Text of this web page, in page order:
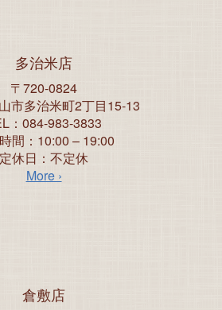
多治米店
〒720-0824
市多治米町2丁目15-13
：084-983-3833
間：10:00 – 19:00
定休日：不定休
More ›
倉敷店